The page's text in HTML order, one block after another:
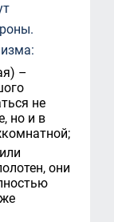
–
не
но и в
они